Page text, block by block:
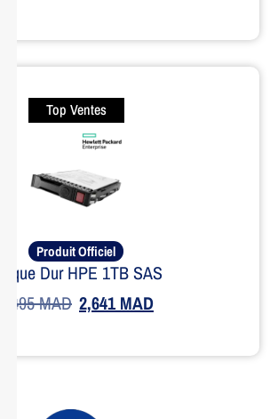
Top Ventes
Produit Officiel
Disque Dur HPE 1TB SAS
3,495MAD 2,641MAD